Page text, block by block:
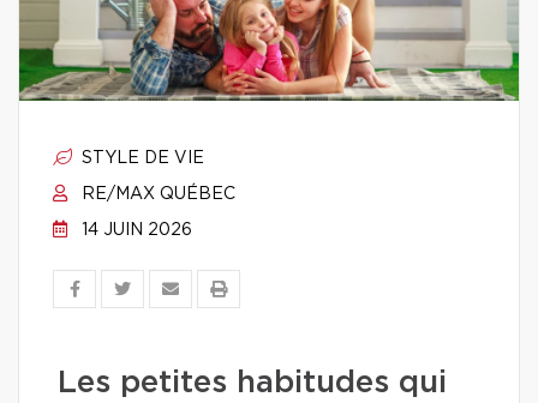
STYLE DE VIE
RE/MAX QUÉBEC
14 JUIN 2026
Les petites habitudes qui